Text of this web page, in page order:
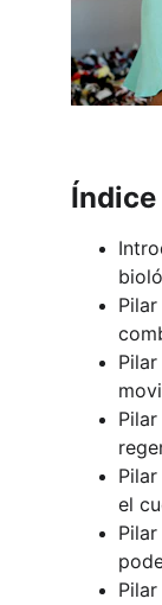
Índice
el